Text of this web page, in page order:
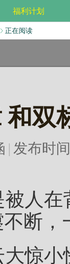
福利计划
正在阅读
和双
| 发布时
人
断，
惊小